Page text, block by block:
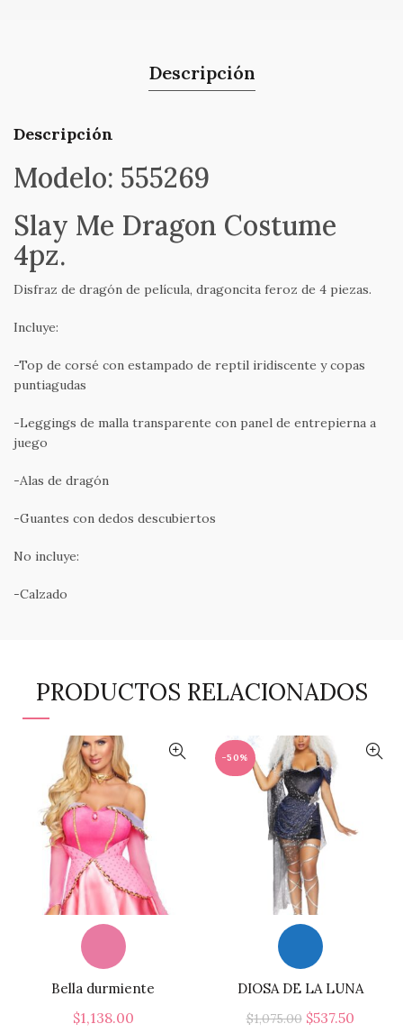
Descripción
Descripción
Modelo: 555269
Slay Me Dragon Costume
4pz.
Disfraz de dragón de película, dragoncita feroz de 4 piezas.
Incluye:
-Top de corsé con estampado de reptil iridiscente y copas
puntiagudas
-Leggings de malla transparente con panel de entrepierna a
juego
-Alas de dragón
-Guantes con dedos descubiertos
No incluye:
-Calzado
PRODUCTOS RELACIONADOS
Bella durmiente
$1,138.00
-50%
DIOSA DE LA LUNA
$1,075.00 El
$537.50El